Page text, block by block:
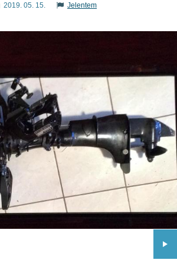
2019. 05. 15. Jelentem